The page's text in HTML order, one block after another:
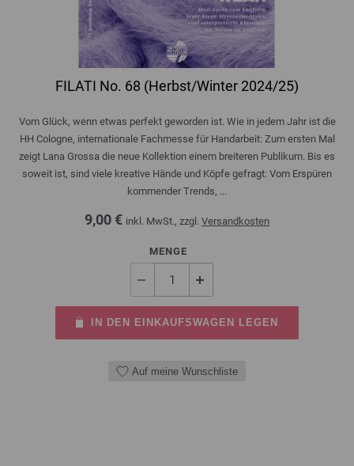
FILATI No. 68 (Herbst/Winter 2024/25)
Vom Glück, wenn etwas perfekt geworden ist. Wie in jedem Jahr ist die
HH Cologne, internationale Fachmesse für Handarbeit: Zum ersten Mal
zeigt Lana Grossa die neue Kollektion einem breiteren Publikum. Bis es
soweit ist, sind viele kreative Hände und Köpfe gefragt: Vom Erspüren
kommender Trends, ...
9,00 € inkl. MwSt., zzgl. Versandkosten
MENGE
IN DEN EINKAUFSWAGEN LEGEN
Auf meine Wunschliste